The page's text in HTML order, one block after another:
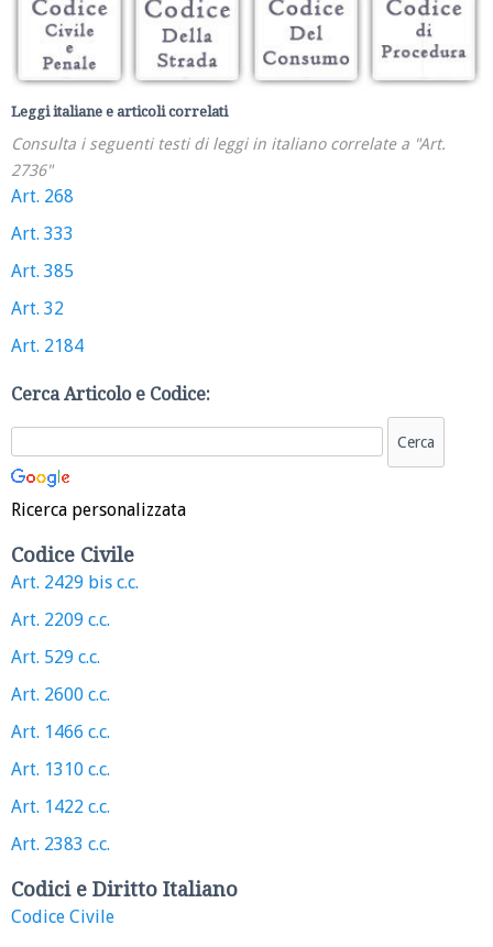
Leggi italiane e articoli correlati
Consulta i seguenti testi di leggi in italiano correlate a "Art.
2736"
Art. 268
Art. 333
Art. 385
Art. 32
Art. 2184
Cerca Articolo e Codice:
Ricerca personalizzata
Codice Civile
Art. 2429 bis c.c.
Art. 2209 c.c.
Art. 529 c.c.
Art. 2600 c.c.
Art. 1466 c.c.
Art. 1310 c.c.
Art. 1422 c.c.
Art. 2383 c.c.
Codici e Diritto Italiano
Codice Civile